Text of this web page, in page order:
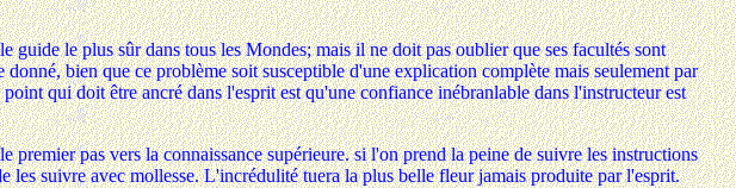
le plus sûr dans tous les Mondes; mais il ne doit pas oublier que ses facultés sont
bien que ce problème soit susceptible d'une explication complète mais seulement par
qui doit être ancré dans l'esprit est qu'une confiance inébranlable dans l'instructeur est
pas vers la connaissance supérieure. si l'on prend la peine de suivre les instructions
suivre avec mollesse. L'incrédulité tuera la plus belle fleur jamais produite par l'esprit.